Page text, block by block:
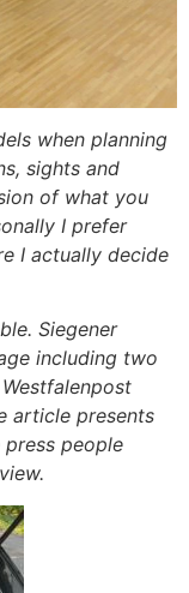
when planning
sights and
of what you
I prefer
I actually decide
Siegener
including two
article presents
people